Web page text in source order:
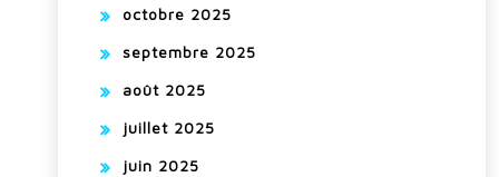
octobre 2025
septembre 2025
août 2025
juillet 2025
juin 2025